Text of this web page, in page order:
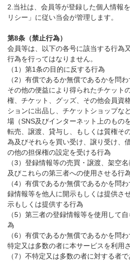
2.当社は、会員等が登録した個人情報
リシー」に従い当会が管理します。
第8条（禁止行為）
会員等は、以下の各号に該当する行為
行為を行ってはなりません。
（1）第1条の目的に反する行為
（2）有償であるか無償であるかを問
その他の便益により得られたチケット
権、チケット、グッズ、その他会員資
ションに出品し、チケットショップな
場（SNS及びインターネット上のもの
転売、譲渡、貸与し、もしくは質権そ
為及びそれらを買い受け、譲り受け、
の他の担保権の設定を受ける行為
（3）登録情報等の売買・譲渡、架空
及びこれらの第三者への使用させる行
（4）有償であるか無償であるかを問
録情報等を他人に開示もしくは提供さ
示もしくは提供する行為
（5）第三者の登録情報等を使用して
為
（6）有償であるか無償であるかを問
特定又は多数の者に本サービスを利用
（7）不特定又は多数の者に対する者